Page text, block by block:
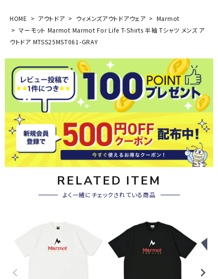
HOME アウトドア ウィメンズアウトドアウェア
Marmot
マーモット Marmot Marmot For Life T-Shirts 半袖 Tシャツ メンズ ア
ウトドア MTSS25MST061-GRAY
RELATED ITEM
よく一緒にチェックされている商品